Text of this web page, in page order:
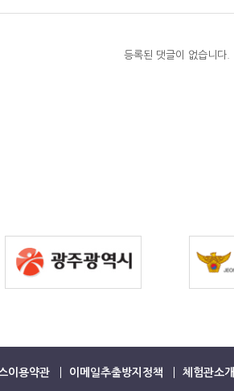
등록된 댓글이 없습니다.
이용약관 이메일추출방지정책 체험관소개